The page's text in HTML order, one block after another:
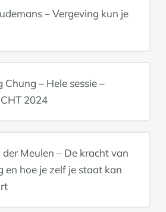
– Vergeving kun je
Chung – Hele sessie –
2024
der Meulen – De kracht van
en hoe je zelf je staat kan